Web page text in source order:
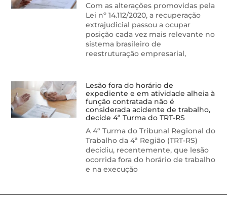
Com as alterações promovidas pela
Lei nº 14.112/2020, a recuperação
extrajudicial passou a ocupar
posição cada vez mais relevante no
sistema brasileiro de
reestruturação empresarial,
Lesão fora do horário de
expediente e em atividade alheia à
função contratada não é
considerada acidente de trabalho,
decide 4ª Turma do TRT-RS
A 4ª Turma do Tribunal Regional do
Trabalho da 4ª Região (TRT-RS)
decidiu, recentemente, que lesão
ocorrida fora do horário de trabalho
e na execução